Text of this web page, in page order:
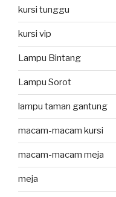
kursi tunggu
kursi vip
Lampu Bintang
Lampu Sorot
lampu taman gantung
macam-macam kursi
macam-macam meja
meja